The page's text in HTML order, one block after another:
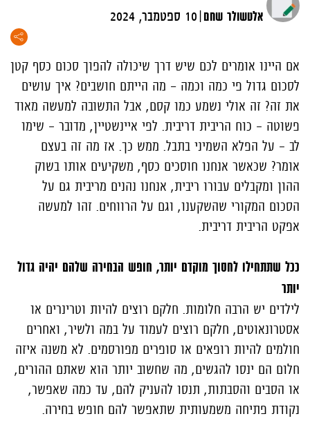
אלטשולר שחם|10 ספטמבר, 2024
אם היינו אומרים לכם שיש דרך שיכולה להפוך סכום כסף קטן
לסכום גדול פי כמה וכמה - מה הייתם חושבים? איך עושים
את זה? זה אולי נשמע כמו קסם, אבל התשובה למעשה מאוד
פשוטה – כוח הריבית דריבית. לפי איינשטיין, מדובר – שימו
לב – על הפלא השמיני בתבל. ממש כך. אז מה זה בעצם
אומר? שכאשר אנחנו חוסכים כסף, משקיעים אותו בשוק
ההון ומקבלים עבורו ריבית, אנחנו נהנים מריבית גם על
הסכום המקורי שהשקענו, וגם על הרווחים. זהו למעשה
אפקט הריבית דריבית.
ככל שתתחילו לחסוך מוקדם יותר, חופש הבחירה שלהם יהיה גדול
יותר
לילדים יש הרבה חלומות. חלקם רוצים להיות וטרינרים או
אסטרונאוטים, חלקם רוצים לעמוד על במה ולשיר, ואחרים
חולמים להיות רופאים או סופרים מפורסמים. לא משנה איזה
חלום הם ינסו להגשים, מה שחשוב יותר הוא שאתם ההורים,
או הסבים והסבתות, תנסו להעניק להם, עד כמה שאפשר,
נקודת פתיחה משמעותית שתאפשר להם חופש בחירה.